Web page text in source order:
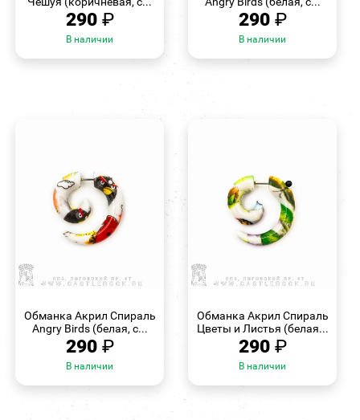
290 ₽
В наличии
290 ₽
В наличии
Обманка Акрил Спираль
Angry Birds (белая, с...
290 ₽
В наличии
Обманка Акрил Спираль
Цветы и Листья (белая...
290 ₽
В наличии